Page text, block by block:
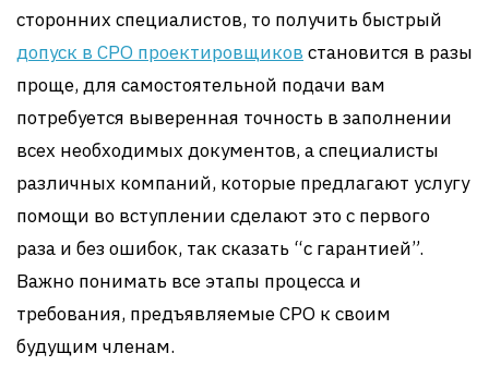
сторонних специалистов, то получить быстрый
допуск в СРО проектировщиков становится в разы
проще, для самостоятельной подачи вам
потребуется выверенная точность в заполнении
всех необходимых документов, а специалисты
различных компаний, которые предлагают услугу
помощи во вступлении сделают это с первого
раза и без ошибок, так сказать “с гарантией”.
Важно понимать все этапы процесса и
требования, предъявляемые СРО к своим
будущим членам.